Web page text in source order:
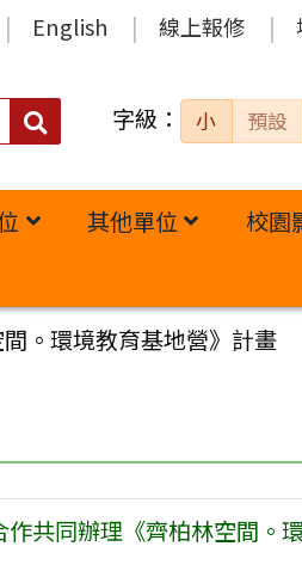
English 線上報修
搜
字級： 小 預設
其他單位 校園
。環境教育基地營》計畫
共同辦理《齊柏林空間。